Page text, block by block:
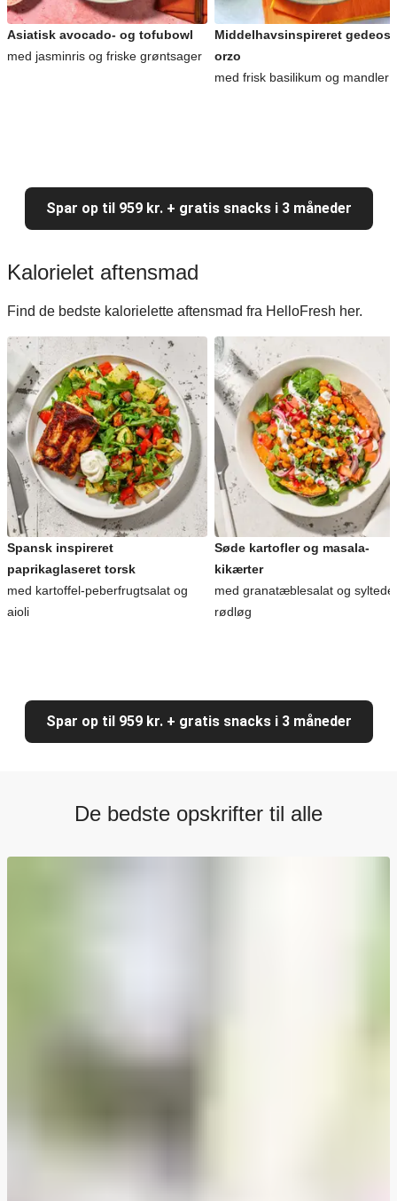
Asiatisk avocado- og tofubowl
med jasminris og friske grøntsager
Middelhavsinspireret
orzo
med frisk basilikum og mandler
Spar op til 959 kr. + gratis snacks i 3 måneder
Kalorielet aftensmad
Find de bedste kalorielette aftensmad fra HelloFresh her.
Spansk inspireret
paprikaglaseret torsk
med kartoffel-peberfrugtsalat og
aioli
Søde kartofler og masala-
kikærter
med granatæblesalat og syltede
rødløg
Spar op til 959 kr. + gratis snacks i 3 måneder
De bedste opskrifter til alle